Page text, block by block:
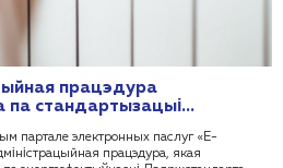
працэдура
па стандартызацыі
партале электронных паслуг «Е-
працэдура, якая